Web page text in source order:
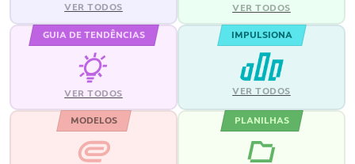
VER TODOS VER TODOS
GUIA DE TENDÊNCIAS
VER TODOS
IMPULSIONA
VER TODOS
MODELOS PLANILHAS